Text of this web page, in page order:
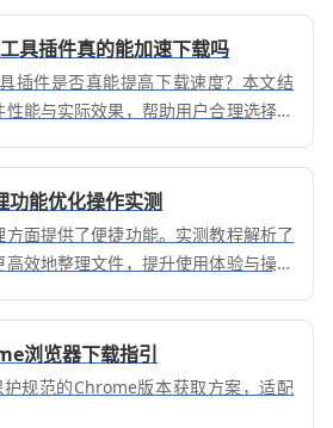
具插件真的能加速下载吗
插件是否真能提高下载速度？本文结
能与实际效果，帮助用户合理选择并
功能优化操作实测
面提供了便捷功能。实测教程解析了
效地整理文件，提升使用体验与操作
浏览器下载指引
护规范的Chrome版本获取方案，适配